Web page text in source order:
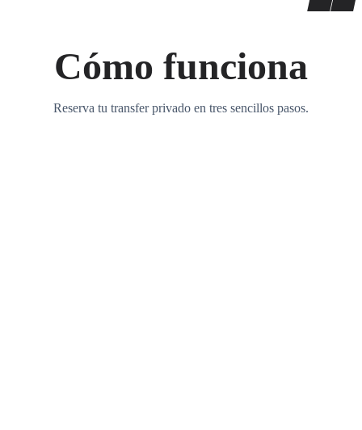
Cómo funciona
Reserva tu transfer privado en tres sencillos pasos.